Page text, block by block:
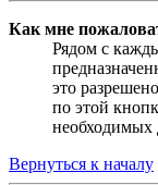
Как мне
Рядом с
это
по этой
необходимых
Вернуться к началу